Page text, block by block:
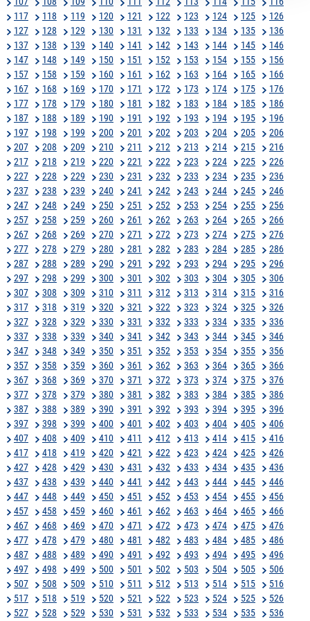
117
118 119 120 121 122 123 124 125
126
127
128 129 130 131 132 133 134 135
136
137
138 139 140 141 142 143 144 145
146
147
148 149 150 151 152 153 154 155
156
157
158 159 160 161 162 163 164 165
166
167
168 169 170 171 172 173 174 175
176
177
178 179 180 181 182 183 184 185
186
187
188 189 190 191 192 193 194 195
196
197
198 199 200 201 202 203 204 205
206
207
208 209 210 211 212 213 214 215
216
217
218 219 220 221 222 223 224 225
226
227
228 229 230 231 232 233 234 235
236
237
238 239 240 241 242 243 244 245
246
247
248 249 250 251 252 253 254 255
256
257
258 259 260 261 262 263 264 265
266
267
268 269 270 271 272 273 274 275
276
277
278 279 280 281 282 283 284 285
286
287
288 289 290 291 292 293 294 295
296
297
298 299 300 301 302 303 304 305
306
307
308 309 310 311 312 313 314 315
316
317
318 319 320 321 322 323 324 325
326
327
328 329 330 331 332 333 334 335
336
337
338 339 340 341 342 343 344 345
346
347
348 349 350 351 352 353 354 355
356
357
358 359 360 361 362 363 364 365
366
367
368 369 370 371 372 373 374 375
376
377
378 379 380 381 382 383 384 385
386
387
388 389 390 391 392 393 394 395
396
397
398 399 400 401 402 403 404 405
406
407
408 409 410 411 412 413 414 415
416
417
418 419 420 421 422 423 424 425
426
427
428 429 430 431 432 433 434 435
436
437
438 439 440 441 442 443 444 445
446
447
448 449 450 451 452 453 454 455
456
457
458 459 460 461 462 463 464 465
466
467
468 469 470 471 472 473 474 475
476
477
478 479 480 481 482 483 484 485
486
487
488 489 490 491 492 493 494 495
496
497
498 499 500 501 502 503 504 505
506
507
508 509 510 511 512 513 514 515
516
517
518 519 520 521 522 523 524 525
526
527
528 529 530 531 532 533 534 535 536